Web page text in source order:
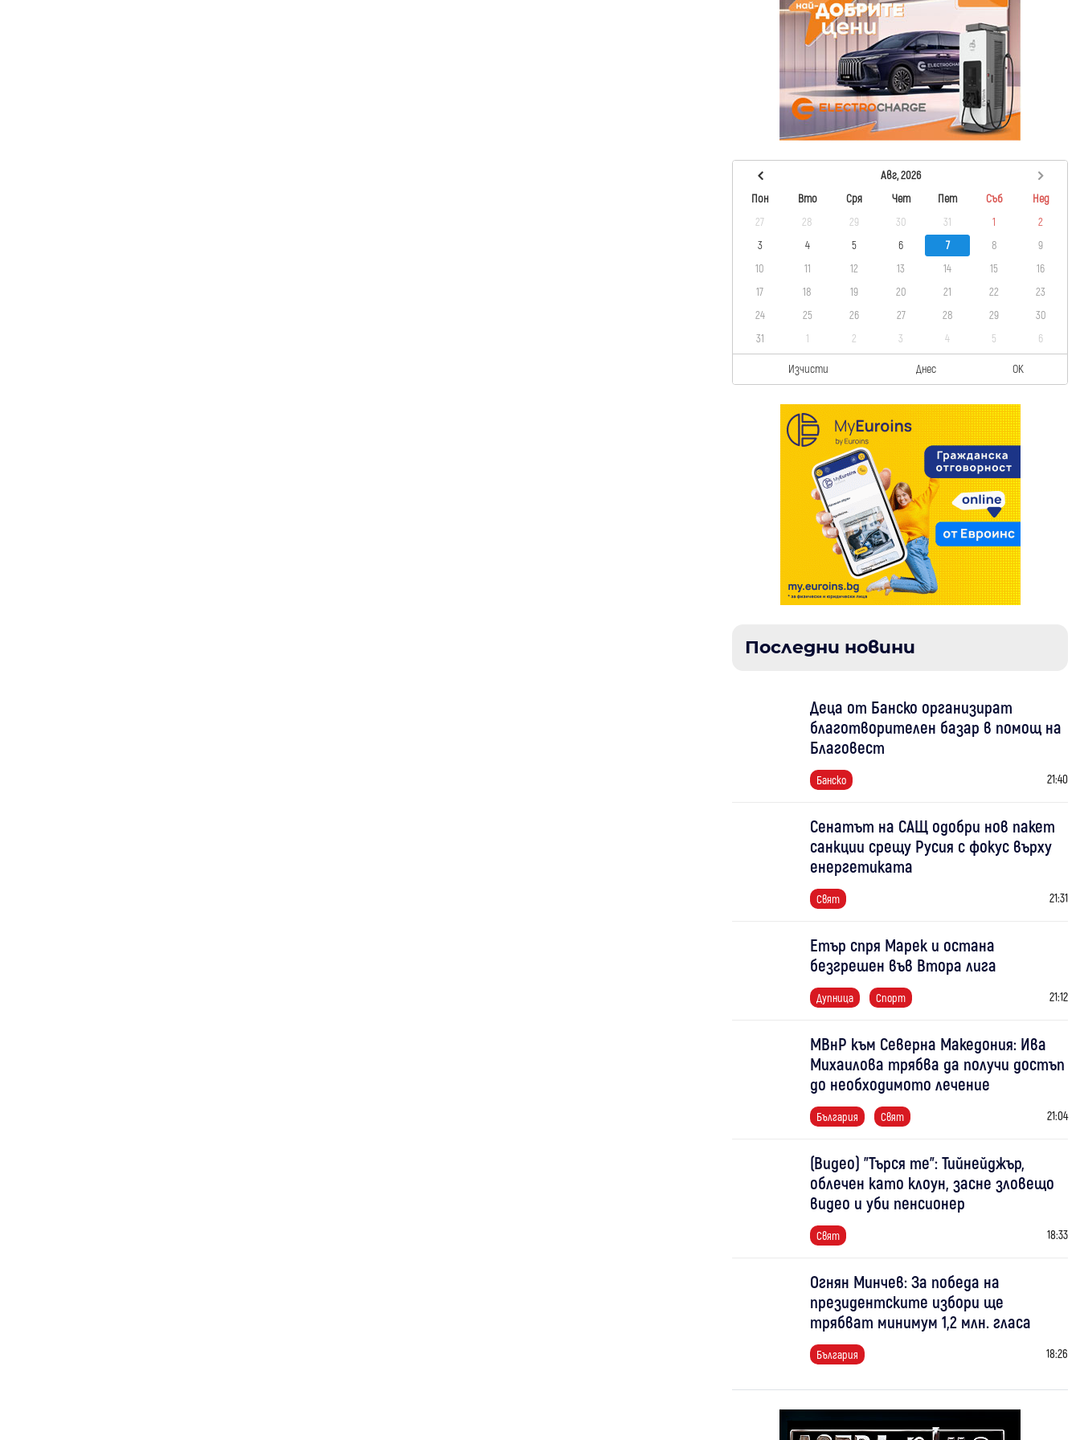
Авг, 2026
Пон
Вто Сря Чет Пет Съб
Нед
27
28 29 30 31 1
2
3
4 5 6 7 8
9
10
11 12 13 14 15
16
17
18 19 20 21 22
23
24
25 26 27 28 29
30
31
1 2 3 4 5 6
Изчисти Днес OK
Последни новини
Деца от Банско организират
благотворителен базар в помощ на
Благовест
Банско 21:40
Сенатът на САЩ одобри нов пакет
санкции срещу Русия с фокус върху
енергетиката
Свят 21:31
Етър спря Марек и остана
безгрешен във Втора лига
Дупница Спорт 21:12
МВнР към Северна Македония: Ива
Михаилова трябва да получи достъп
до необходимото лечение
България Свят 21:04
(Видео) "Търся те": Тийнейджър,
облечен като клоун, засне зловещо
видео и уби пенсионер
Свят 18:33
Огнян Минчев: За победа на
президентските избори ще
трябват минимум 1,2 млн. гласа
България 18:26